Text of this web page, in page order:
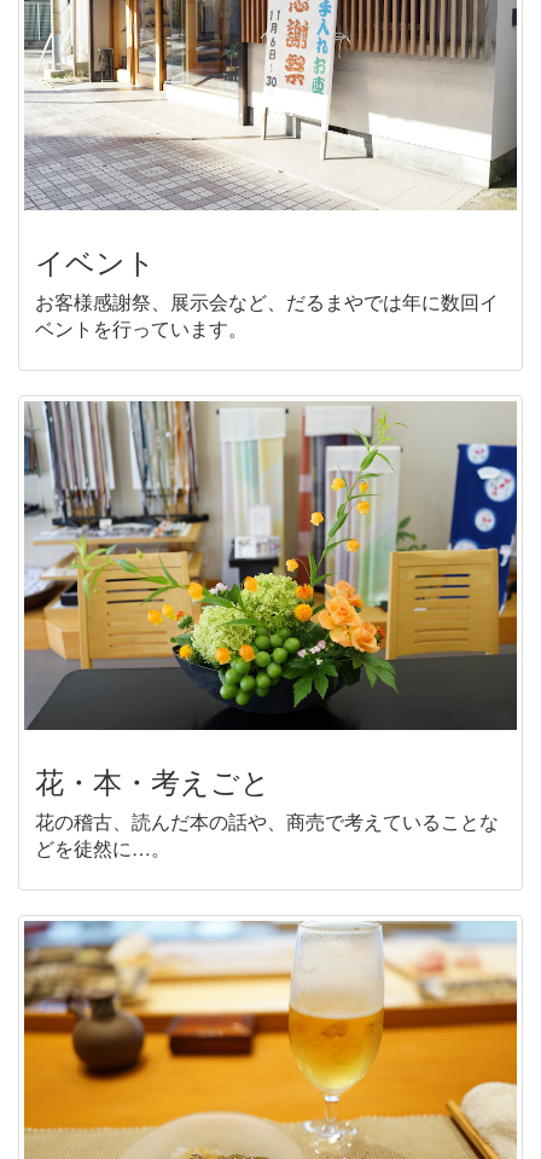
イベント
お客様感謝祭、展示会など、だるまやでは年に数回イ
ベントを行っています。
花・本・考えごと
花の稽古、読んだ本の話や、商売で考えていることな
どを徒然に…。